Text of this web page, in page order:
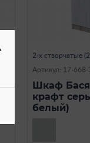
2-х створчатые
Артикул: 17-668-
Шкаф
крафт
белый)